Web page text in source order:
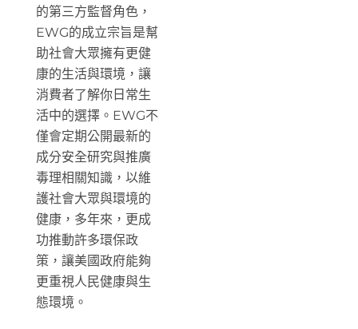
的第三方監督角色，
EWG的成立宗旨是幫
助社會大眾擁有更健
康的生活與環境，讓
消費者了解你日常生
活中的選擇。EWG不
僅會定期公開最新的
成分安全研究與推廣
毒理相關知識，以維
護社會大眾與環境的
健康，多年來，更成
功推動許多環保政
策，讓美國政府能夠
更重視人民健康與生
態環境。